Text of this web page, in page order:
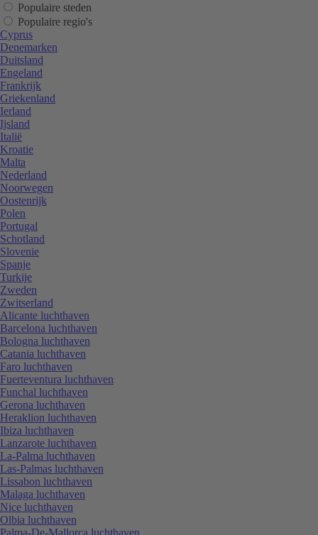
Populaire steden
Populaire regio's
Cyprus
Denemarken
Duitsland
Engeland
Frankrijk
Griekenland
Ierland
Ijsland
Italië
Kroatie
Malta
Nederland
Noorwegen
Oostenrijk
Polen
Portugal
Schotland
Slovenie
Spanje
Turkije
Zweden
Zwitserland
Alicante luchthaven
Barcelona luchthaven
Bologna luchthaven
Catania luchthaven
Faro luchthaven
Fuerteventura luchthaven
Funchal luchthaven
Gerona luchthaven
Heraklion luchthaven
Ibiza luchthaven
Lanzarote luchthaven
La-Palma luchthaven
Las-Palmas luchthaven
Lissabon luchthaven
Malaga luchthaven
Nice luchthaven
Olbia luchthaven
Palma-De-Mallorca luchthaven